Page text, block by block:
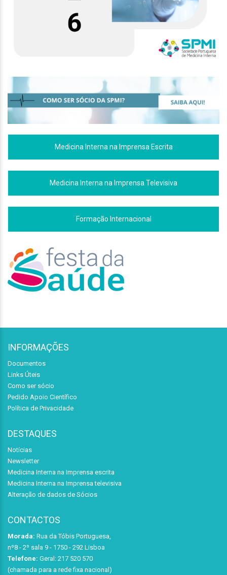
Medicina Interna na Imprensa Escrita
Medicina Interna na Imprensa Televisiva
Formação Internacional
INFORMAÇÕES
Documentos
Links Úteis
Como ser sócio
Pedido Apoio Científico
Política de Privacidade
DESTAQUES
Notícias
Newsletter
Medicina Interna na Imprensa escrita
Medicina Interna na Imprensa televisiva
Alteração de dados de Sócios
CONTACTOS
Morada: Rua da Tóbis Portuguesa,
nº8 - 2º sala 9 - 1750 - 292 Lisboa
Telefone: Geral: 217 520 570
(chamada para a rede fixa nacional)